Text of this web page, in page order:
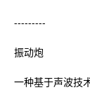
---------
振动炮
一种基于声波技